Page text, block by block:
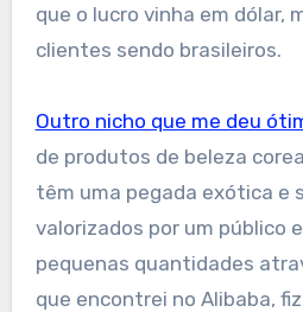
que o lucro vinha em dólar,
clientes sendo brasileiros.
Outro nicho que me deu
de produtos de beleza
têm uma pegada exótica e
valorizados por um público
pequenas quantidades
que encontrei no Alibaba,